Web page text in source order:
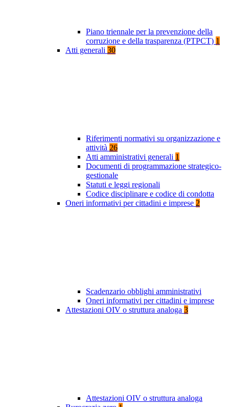
Piano triennale per la prevenzione della
corruzione e della trasparenza (PTPCT) 1
Atti generali 30
Riferimenti normativi su organizzazione e
attività 26
Atti amministrativi generali 1
Documenti di programmazione strategico-
gestionale
Statuti e leggi regionali
Codice disciplinare e codice di condotta
Oneri informativi per cittadini e imprese 2
Scadenzario obblighi amministrativi
Oneri informativi per cittadini e imprese
Attestazioni OIV o struttura analoga 3
Attestazioni OIV o struttura analoga